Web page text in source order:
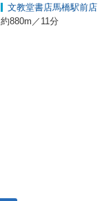
文教堂書店馬橋駅前店
約880m／11分